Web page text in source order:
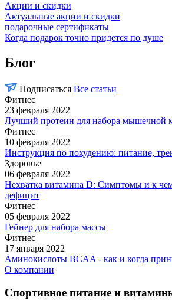
Акции и скидки
Актуальные акции и скидки
подарочные сертификаты
Когда подарок точно придется по душе
Блог
Подписаться Все статьи
Фитнес
23 февраля 2022
Лучший протеин для набора мышечной
Фитнес
10 февраля 2022
Инструкция по похудению: питание,
Здоровье
06 февраля 2022
Нехватка витамина D: Симптомы и к
дефицит
Фитнес
05 февраля 2022
Гейнер для набора массы
Фитнес
17 января 2022
Аминокислоты BCAA - как и когда
О компании
Спортивное питание и